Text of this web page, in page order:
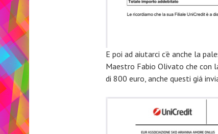
E poi ad aiutarci c’è anche la
Maestro Fabio Olivato che con
di 800 euro, anche questi giá